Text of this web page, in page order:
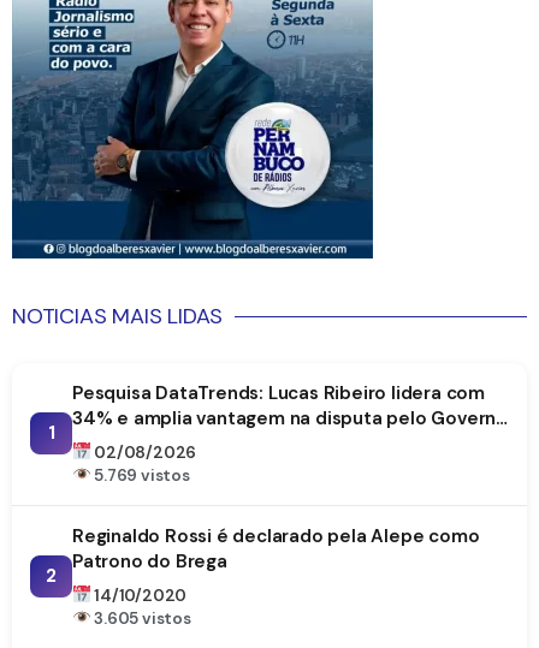
NOTICIAS MAIS LIDAS
1
Pesquisa DataTrends: Lucas Ribeiro lidera com
34% e amplia vantagem na disputa pelo Governo
da Paraíba
02/08/2026
5.769 vistos
2
Reginaldo Rossi é declarado pela Alepe como
Patrono do Brega
14/10/2020
3.605 vistos